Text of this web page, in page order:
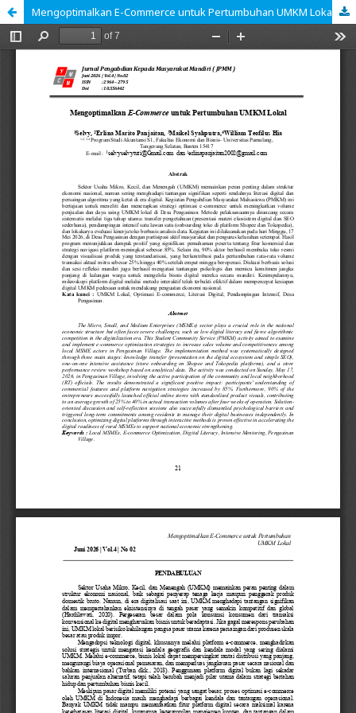
Mengoptimalkan E-Commerce untuk Pertumbuhan UMKM Lokal